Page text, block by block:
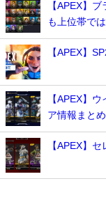
【APEX】
も上位帯で
【APEX】
【APEX】
ア情報まとめ
【APEX】